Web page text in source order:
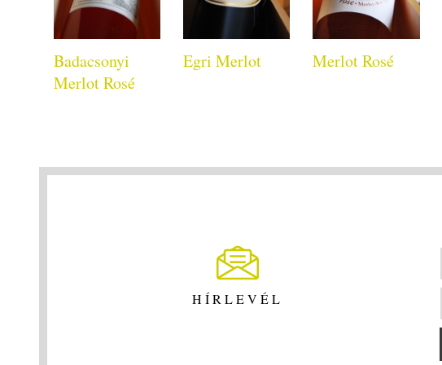
Badacsonyi
Merlot Rosé
Egri Merlot Merlot Rosé
HÍRLEVÉL